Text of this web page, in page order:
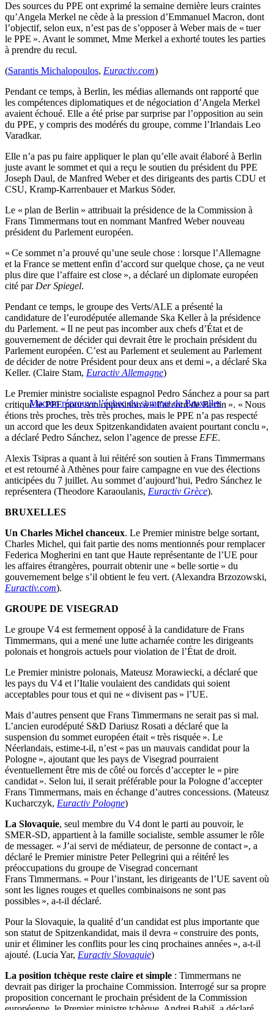
Des sources du PPE ont exprimé la semaine dernière leurs craintes
qu’Angela Merkel ne cède à la pression d’Emmanuel Macron, dont
l’objectif, selon eux, n’est pas de s’opposer à Weber mais de « tuer
le PPE ». Avant le sommet, Mme Merkel a exhorté toutes les parties
à prendre du recul.
(Sarantis Michalopoulos, Euractiv.com)
Pendant ce temps, à Berlin, les médias allemands ont rapporté que
les compétences diplomatiques et de négociation d’Angela Merkel
avaient échoué. Elle a été prise par surprise par l’opposition au sein
du PPE, y compris des modérés du groupe, comme l’Irlandais Leo
Varadkar.
Elle n’a pas pu faire appliquer le plan qu’elle avait élaboré à Berlin
juste avant le sommet et qui a reçu le soutien du président du PPE
Joseph Daul, de Manfred Weber et des dirigeants des partis CDU et
CSU, Kramp-Karrenbauer et Markus Söder.
Le « plan de Berlin » attribuait la présidence de la Commission à
Frans Timmermans tout en nommant Manfred Weber nouveau
président du Parlement européen.
« Ce sommet n’a prouvé qu’une seule chose : lorsque l’Allemagne
et la France se mettent enfin d’accord sur quelque chose, ça ne veut
plus dire que l’affaire est close », a déclaré un diplomate européen
cité par Der Spiegel.
Pendant ce temps, le groupe des Verts/ALE a présenté la
candidature de l’eurodéputée allemande Ska Keller à la présidence
du Parlement. « Il ne peut pas incomber aux chefs d’État et de
gouvernement de décider qui devrait être le prochain président du
Parlement européen. C’est au Parlement et seulement au Parlement
de décider de notre Président pour deux ans et demi », a déclaré Ska
Keller. (Claire Stam, Euractiv Allemagne)
Macron réprouve l’échec du sommet de Bruxelles
Le Premier ministre socialiste espagnol Pedro Sánchez a pour sa part
critiqué le PPE pour son opposition à « l’accord de Berlin ». « Nous
étions très proches, très très proches, mais le PPE n’a pas respecté
un accord que les deux Spitzenkandidaten avaient pourtant conclu »,
a déclaré Pedro Sánchez, selon l’agence de presse EFE.
Alexis Tsipras a quant à lui réitéré son soutien à Frans Timmermans
et est retourné à Athènes pour faire campagne en vue des élections
anticipées du 7 juillet. Au sommet d’aujourd’hui, Pedro Sánchez le
représentera (Theodore Karaoulanis, Euractiv Grèce).
BRUXELLES
Un Charles Michel chanceux. Le Premier ministre belge sortant,
Charles Michel, qui fait partie des noms mentionnés pour remplacer
Federica Mogherini en tant que Haute représentante de l’UE pour
les affaires étrangères, pourrait obtenir une « belle sortie » du
gouvernement belge s’il obtient le feu vert. (Alexandra Brzozowski,
Euractiv.com).
GROUPE DE VISEGRAD
Le groupe V4 est fermement opposé à la candidature de Frans
Timmermans, qui a mené une lutte acharnée contre les dirigeants
polonais et hongrois actuels pour violation de l’État de droit.
Le Premier ministre polonais, Mateusz Morawiecki, a déclaré que
les pays du V4 et l’Italie voulaient des candidats qui soient
acceptables pour tous et qui ne « divisent pas » l’UE.
Mais d’autres pensent que Frans Timmermans ne serait pas si mal.
L’ancien eurodéputé S&D Dariusz Rosati a déclaré que la
suspension du sommet européen était « très risquée ». Le
Néerlandais, estime-t-il, n’est « pas un mauvais candidat pour la
Pologne », ajoutant que les pays de Visegrad pourraient
éventuellement être mis de côté ou forcés d’accepter le « pire
candidat ». Selon lui, il serait préférable pour la Pologne d’accepter
Frans Timmermans, mais en échange d’autres concessions. (Mateusz
Kucharczyk, Euractiv Pologne)
La Slovaquie, seul membre du V4 dont le parti au pouvoir, le
SMER-SD, appartient à la famille socialiste, semble assumer le rôle
de messager. « J’ai servi de médiateur, de personne de contact », a
déclaré le Premier ministre Peter Pellegrini qui a réitéré les
préoccupations du groupe de Visegrad concernant
Frans Timmermans. « Pour l’instant, les dirigeants de l’UE savent où
sont les lignes rouges et quelles combinaisons ne sont pas
possibles », a-t-il déclaré.
Pour la Slovaquie, la qualité d’un candidat est plus importante que
son statut de Spitzenkandidat, mais il devra « construire des ponts,
unir et éliminer les conflits pour les cinq prochaines années », a-t-il
ajouté. (Lucia Yar, Euractiv Slovaquie)
La position tchèque reste claire et simple : Timmermans ne
devrait pas diriger la prochaine Commission. Interrogé sur sa propre
proposition concernant le prochain président de la Commission